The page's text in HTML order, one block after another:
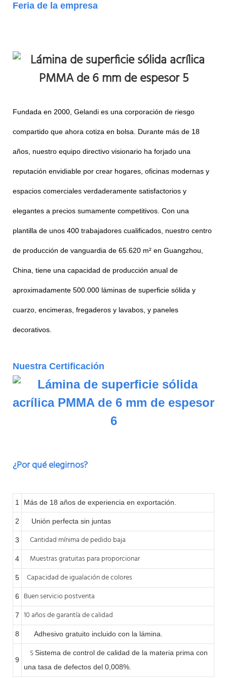
Feria de la empresa
Fundada en 2000, Gelandi es una corporación de riesgo
compartido que ahora cotiza en bolsa. Durante más de 18
años, nuestro equipo directivo visionario ha forjado una
reputación envidiable por crear hogares, oficinas modernas y
espacios comerciales verdaderamente satisfactorios y
elegantes a precios sumamente competitivos. Con una
plantilla de unos 400 trabajadores cualificados, nuestro centro
de producción de vanguardia de 65.620 m² en Guangzhou,
China, tiene una capacidad de producción anual de
aproximadamente 500.000 láminas de superficie sólida y
cuarzo, encimeras, fregaderos y lavabos, y paneles
decorativos.
Nuestra Certificación
¿Por qué elegirnos?
1 Más de 18 años de experiencia en exportación.
2 Unión perfecta sin juntas
3 Cantidad mínima de pedido baja
4 Muestras gratuitas para proporcionar
5 Capacidad de igualación de colores
6 Buen servicio postventa
7 10 años de garantía de calidad
8 Adhesivo gratuito incluido con la lámina.
9
SSistema de control de calidad de la materia prima con
una tasa de defectos del 0,008%.